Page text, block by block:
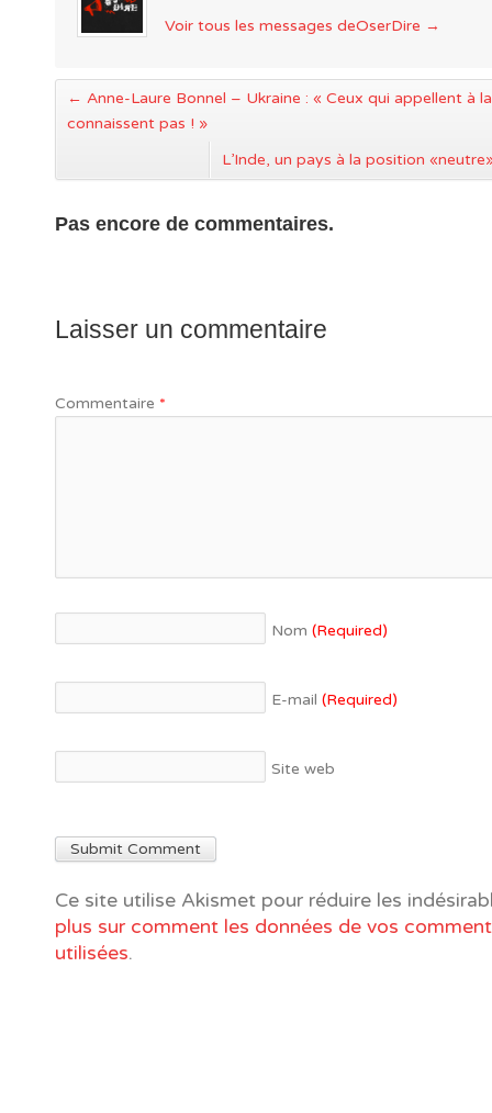
Voir tous les messages deOserDire →
← Anne-Laure Bonnel – Ukraine : « Ceux qui appellent à
connaissent pas ! »
L’Inde, un pays à la position
Pas encore de commentaires.
Laisser un commentaire
Commentaire *
Nom (Required)
E-mail (Required)
Site web
Ce site utilise Akismet pour réduire les
plus sur comment les données de vos
utilisées.